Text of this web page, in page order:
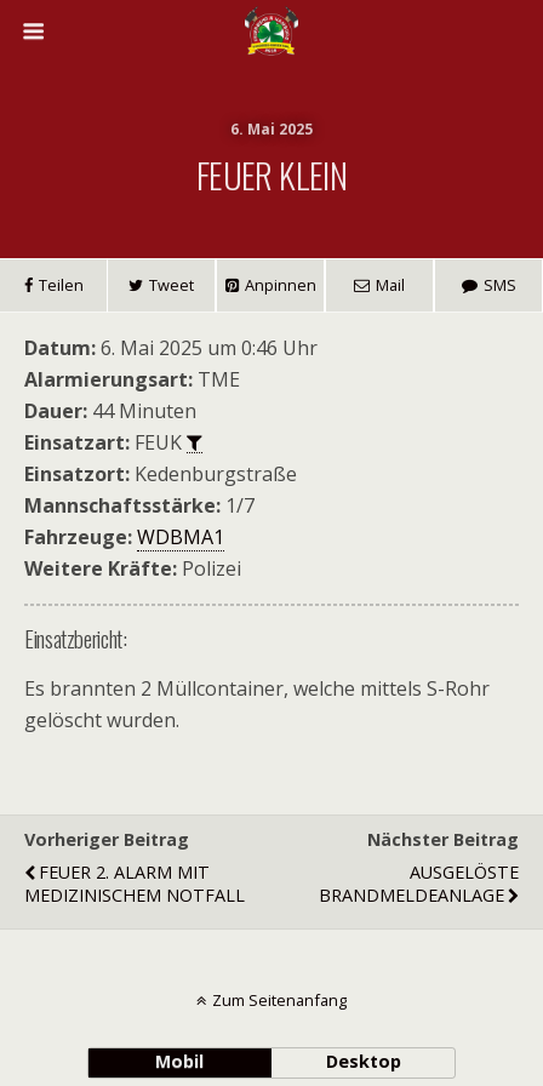
6. Mai 2025
FEUER KLEIN
Teilen Tweet Anpinnen Mail SMS
Datum:6. Mai 2025 um 0:46 Uhr
Alarmierungsart: TME
Dauer: 44 Minuten
Einsatzart: FEUK
Einsatzort: Kedenburgstraße
Mannschaftsstärke: 1/7
Fahrzeuge:WDBMA1
Weitere Kräfte: Polizei
Einsatzbericht:
Es brannten 2 Müllcontainer, welche mittels S-Rohr
gelöscht wurden.
Vorheriger Beitrag
FEUER 2. ALARM MIT
MEDIZINISCHEM NOTFALL
Nächster Beitrag
AUSGELÖSTE
BRANDMELDEANLAGE
Zum Seitenanfang
Mobil Desktop